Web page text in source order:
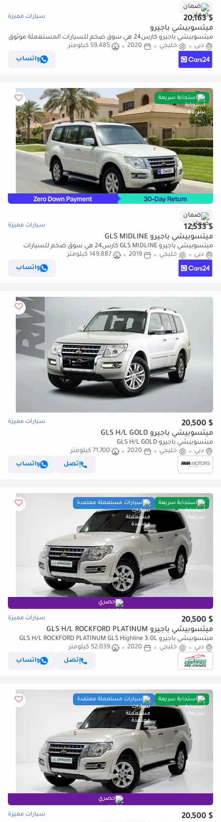
ضمان
$ 20,163 سيارات مميزة
ميتسوبيشي باجيرو
ميتسوبيشي باجيرو كارس24 هي سوق ضخم للسيارات المستعملة موثوق
ومضمون ٪كارس24 هي سوق ضخم للسيارات المستعملة موثوق
دبي خليجي 2020
59,485 كيلومتر
واتساب
استجابة سريعة
ضمان
$ 12,533 سيارات مميزة
ميتسوبيشي باجيرو GLS MIDLINE
ميتسوبيشي باجيرو GLS MIDLINE كارس24 هي سوق ضخم للسيارات
المستعملة موثوق ومضمون ٪كارس24 هي سوق ضخم للسيارات
المستعملة موثوق ومضمون
دبي خليجي 2019
149,887 كيلومتر
واتساب
$ 20,500 سيارات مميزة
ميتسوبيشي باجيرو GLS H/L GOLD
ميتسوبيشي باجيرو GLS H/L GOLD
دبي
خليجي 2020
71,700 كيلومتر
إتصل
واتساب
استجابة سريعة سيارات مستعملة معتمدة
حصري
$ 20,500 سيارات مميزة
ميتسوبيشي باجيرو GLS H/L ROCKFORD PLATINUM
ميتسوبيشي باجيرو GLS H/L ROCKFORD PLATINUM GLS Highline 3.0L
(175 HP)
دبي خليجي 2020
52,039 كيلومتر
إتصل
واتساب
استجابة سريعة سيارات مستعملة معتمدة
حصري
$ 20,500 سيارات مميزة